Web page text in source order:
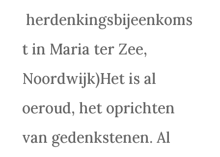
herdenkingsbijeenkoms
t in Maria ter Zee,
Noordwijk)Het is al
oeroud, het oprichten
van gedenkstenen. Al